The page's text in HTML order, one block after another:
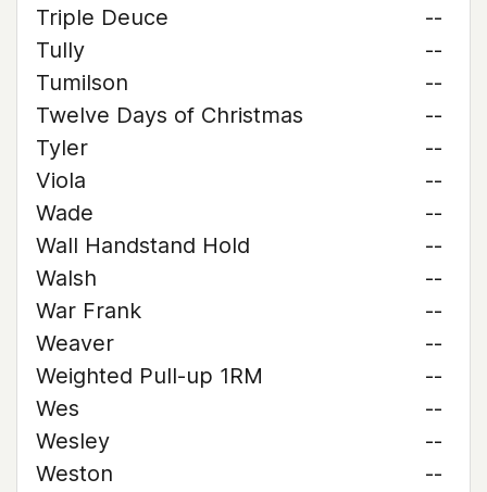
Triple Deuce
--
Tully
--
Tumilson
--
Twelve Days of Christmas
--
Tyler
--
Viola
--
Wade
--
Wall Handstand Hold
--
Walsh
--
War Frank
--
Weaver
--
Weighted Pull-up 1RM
--
Wes
--
Wesley
--
Weston
--